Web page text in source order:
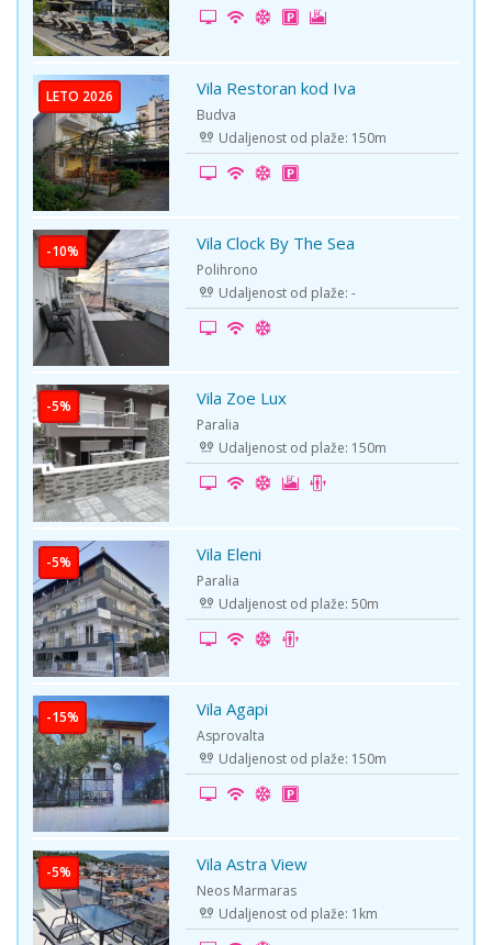
LETO 2026 Vila Restoran kod Iva
Budva
Udaljenost od plaže: 150m
-10% Vila Clock By The Sea
Polihrono
Udaljenost od plaže: -
-5% Vila Zoe Lux
Paralia
Udaljenost od plaže: 150m
-5% Vila Eleni
Paralia
Udaljenost od plaže: 50m
-15% Vila Agapi
Asprovalta
Udaljenost od plaže: 150m
-5% Vila Astra View
Neos Marmaras
Udaljenost od plaže: 1km